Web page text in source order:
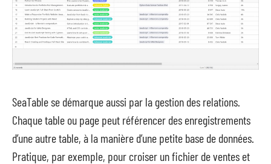
SeaTable se démarque aussi par la gestion des relations.
Chaque table ou page peut référencer des enregistrements
d’une autre table, à la manière d’une petite base de données.
Pratique, par exemple, pour croiser un fichier de ventes et